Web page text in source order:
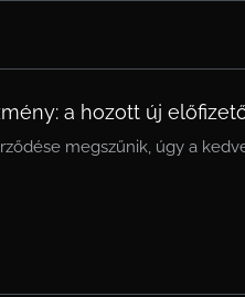
a hozott új
megszűnik, úgy a